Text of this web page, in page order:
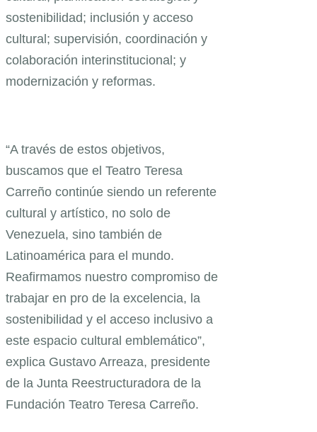
sostenibilidad; inclusión y acceso
cultural; supervisión, coordinación y
colaboración interinstitucional; y
modernización y reformas.
“A través de estos objetivos,
buscamos que el Teatro Teresa
Carreño continúe siendo un referente
cultural y artístico, no solo de
Venezuela, sino también de
Latinoamérica para el mundo.
Reafirmamos nuestro compromiso de
trabajar en pro de la excelencia, la
sostenibilidad y el acceso inclusivo a
este espacio cultural emblemático”,
explica Gustavo Arreaza, presidente
de la Junta Reestructuradora de la
Fundación Teatro Teresa Carreño.